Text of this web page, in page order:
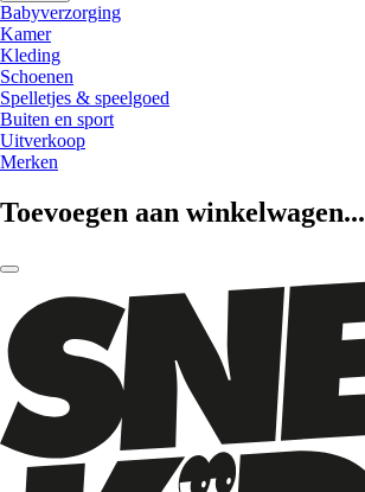
Babyverzorging
Kamer
Kleding
Schoenen
Spelletjes & speelgoed
Buiten en sport
Uitverkoop
Merken
Toevoegen aan winkelwagen...